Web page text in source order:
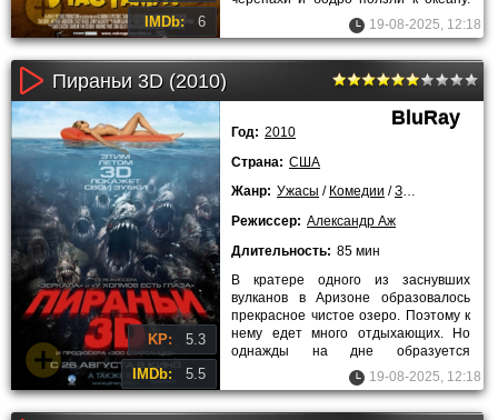
IMDb: 6
Малыш Сэмми не смог выбраться из
19-08-2025, 12:18
Пираньи 3D (2010)
KP: 5.3
IMDb: 5.5
BluRay
Год: 2010
Страна: США
Жанр: Ужасы / Комедии /Зарубежные
Режиссер: Александр Аж
Длительность: 85 мин
В кратере одного из заснувших
вулканов в Аризоне образовалось
прекрасное чистое озеро. Поэтому к
нему едет много отдыхающих. Но
однажды на дне образуется
трещина, из которой в озеро19-08-2025, 12:18